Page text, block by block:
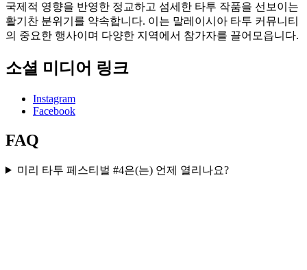
국제적 영향을 반영한 정교하고 섬세한 타투 작품을 선보이는
활기찬 분위기를 약속합니다. 이는 말레이시아 타투 커뮤니티
의 중요한 행사이며 다양한 지역에서 참가자를 끌어모읍니다.
소셜 미디어 링크
Instagram
Facebook
FAQ
미리 타투 페스티벌 #4은(는) 언제 열리나요?